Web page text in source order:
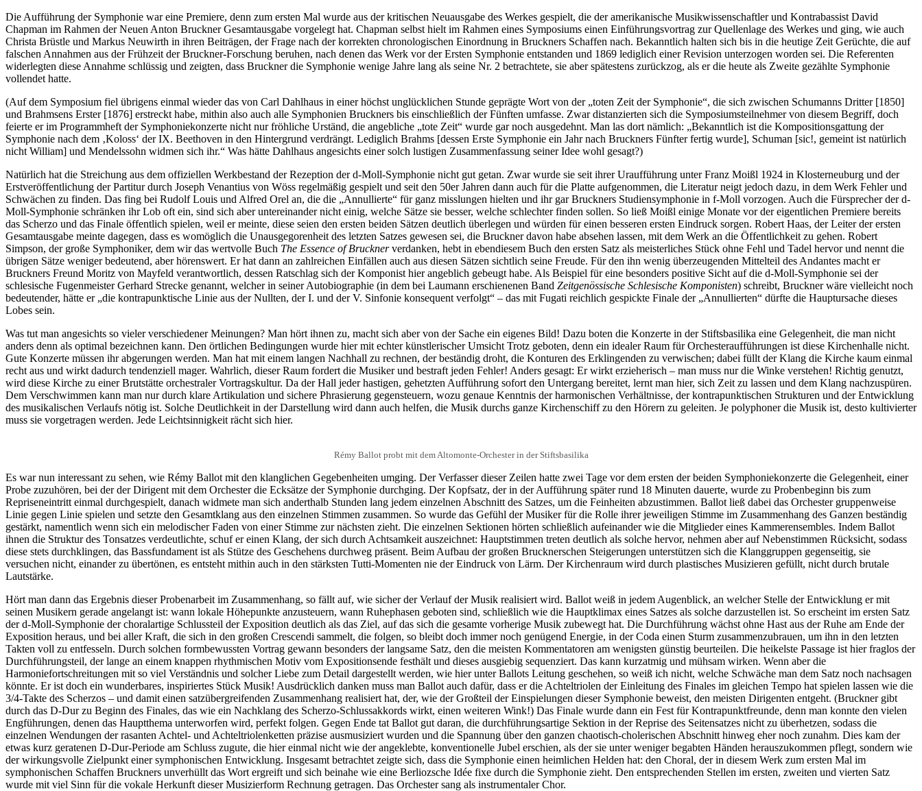
Die Aufführung der Symphonie war eine Premiere, denn zum ersten Mal wurde aus der kritischen Neuausgabe des Werkes gespielt, die der amerikanische Musikwissenschaftler und Kontrabassist David
Chapman im Rahmen der Neuen Anton Bruckner Gesamtausgabe vorgelegt hat. Chapman selbst hielt im Rahmen eines Symposiums einen Einführungsvortrag zur Quellenlage des Werkes und ging, wie auch
Christa Brüstle und Markus Neuwirth in ihren Beiträgen, der Frage nach der korrekten chronologischen Einordnung in Bruckners Schaffen nach. Bekanntlich halten sich bis in die heutige Zeit Gerüchte, die auf
falschen Annahmen aus der Frühzeit der Bruckner-Forschung beruhen, nach denen das Werk vor der Ersten Symphonie entstanden und 1869 lediglich einer Revision unterzogen worden sei. Die Referenten
widerlegten diese Annahme schlüssig und zeigten, dass Bruckner die Symphonie wenige Jahre lang als seine Nr. 2 betrachtete, sie aber spätestens zurückzog, als er die heute als Zweite gezählte Symphonie
vollendet hatte.
(Auf dem Symposium fiel übrigens einmal wieder das von Carl Dahlhaus in einer höchst unglücklichen Stunde geprägte Wort von der „toten Zeit der Symphonie“, die sich zwischen Schumanns Dritter [1850]
und Brahmsens Erster [1876] erstreckt habe, mithin also auch alle Symphonien Bruckners bis einschließlich der Fünften umfasse. Zwar distanzierten sich die Symposiumsteilnehmer von diesem Begriff, doch
feierte er im Programmheft der Symphoniekonzerte nicht nur fröhliche Urständ, die angebliche „tote Zeit“ wurde gar noch ausgedehnt. Man las dort nämlich: „Bekanntlich ist die Kompositionsgattung der
Symphonie nach dem ‚Koloss‘ der IX. Beethoven in den Hintergrund verdrängt. Lediglich Brahms [dessen Erste Symphonie ein Jahr nach Bruckners Fünfter fertig wurde], Schuman [sic!, gemeint ist natürlich
nicht William] und Mendelssohn widmen sich ihr.“ Was hätte Dahlhaus angesichts einer solch lustigen Zusammenfassung seiner Idee wohl gesagt?)
Natürlich hat die Streichung aus dem offiziellen Werkbestand der Rezeption der d-Moll-Symphonie nicht gut getan. Zwar wurde sie seit ihrer Uraufführung unter Franz Moißl 1924 in Klosterneuburg und der
Erstveröffentlichung der Partitur durch Joseph Venantius von Wöss regelmäßig gespielt und seit den 50er Jahren dann auch für die Platte aufgenommen, die Literatur neigt jedoch dazu, in dem Werk Fehler und
Schwächen zu finden. Das fing bei Rudolf Louis und Alfred Orel an, die die „Annullierte“ für ganz misslungen hielten und ihr gar Bruckners Studiensymphonie in f-Moll vorzogen. Auch die Fürsprecher der d-
Moll-Symphonie schränken ihr Lob oft ein, sind sich aber untereinander nicht einig, welche Sätze sie besser, welche schlechter finden sollen. So ließ Moißl einige Monate vor der eigentlichen Premiere bereits
das Scherzo und das Finale öffentlich spielen, weil er meinte, diese seien den ersten beiden Sätzen deutlich überlegen und würden für einen besseren ersten Eindruck sorgen. Robert Haas, der Leiter der ersten
Gesamtausgabe meinte dagegen, dass es womöglich die Unausgegorenheit des letzten Satzes gewesen sei, die Bruckner davon habe absehen lassen, mit dem Werk an die Öffentlichkeit zu gehen. Robert
Simpson, der große Symphoniker, dem wir das wertvolle Buch The Essence of Brucknerverdanken, hebt in ebendiesem Buch den ersten Satz als meisterliches Stück ohne Fehl und Tadel hervor und nennt die
übrigen Sätze weniger bedeutend, aber hörenswert. Er hat dann an zahlreichen Einfällen auch aus diesen Sätzen sichtlich seine Freude. Für den ihn wenig überzeugenden Mittelteil des Andantes macht er
Bruckners Freund Moritz von Mayfeld verantwortlich, dessen Ratschlag sich der Komponist hier angeblich gebeugt habe. Als Beispiel für eine besonders positive Sicht auf die d-Moll-Symphonie sei der
schlesische Fugenmeister Gerhard Strecke genannt, welcher in seiner Autobiographie (in dem bei Laumann erschienenen Band Zeitgenössische Schlesische Komponisten) schreibt, Bruckner wäre vielleicht noch
bedeutender, hätte er „die kontrapunktische Linie aus der Nullten, der I. und der V. Sinfonie konsequent verfolgt“ – das mit Fugati reichlich gespickte Finale der „Annullierten“ dürfte die Hauptursache dieses
Lobes sein.
Was tut man angesichts so vieler verschiedener Meinungen? Man hört ihnen zu, macht sich aber von der Sache ein eigenes Bild! Dazu boten die Konzerte in der Stiftsbasilika eine Gelegenheit, die man nicht
anders denn als optimal bezeichnen kann. Den örtlichen Bedingungen wurde hier mit echter künstlerischer Umsicht Trotz geboten, denn ein idealer Raum für Orchesteraufführungen ist diese Kirchenhalle nicht.
Gute Konzerte müssen ihr abgerungen werden. Man hat mit einem langen Nachhall zu rechnen, der beständig droht, die Konturen des Erklingenden zu verwischen; dabei füllt der Klang die Kirche kaum einmal
recht aus und wirkt dadurch tendenziell mager. Wahrlich, dieser Raum fordert die Musiker und bestraft jeden Fehler! Anders gesagt: Er wirkt erzieherisch – man muss nur die Winke verstehen! Richtig genutzt,
wird diese Kirche zu einer Brutstätte orchestraler Vortragskultur. Da der Hall jeder hastigen, gehetzten Aufführung sofort den Untergang bereitet, lernt man hier, sich Zeit zu lassen und dem Klang nachzuspüren.
Dem Verschwimmen kann man nur durch klare Artikulation und sichere Phrasierung gegensteuern, wozu genaue Kenntnis der harmonischen Verhältnisse, der kontrapunktischen Strukturen und der Entwicklung
des musikalischen Verlaufs nötig ist. Solche Deutlichkeit in der Darstellung wird dann auch helfen, die Musik durchs ganze Kirchenschiff zu den Hörern zu geleiten. Je polyphoner die Musik ist, desto kultivierter
muss sie vorgetragen werden. Jede Leichtsinnigkeit rächt sich hier.
Rémy Ballot probt mit dem Altomonte-Orchester in der Stiftsbasilika
Es war nun interessant zu sehen, wie Rémy Ballot mit den klanglichen Gegebenheiten umging. Der Verfasser dieser Zeilen hatte zwei Tage vor dem ersten der beiden Symphoniekonzerte die Gelegenheit, einer
Probe zuzuhören, bei der der Dirigent mit dem Orchester die Ecksätze der Symphonie durchging. Der Kopfsatz, der in der Aufführung später rund 18 Minuten dauerte, wurde zu Probenbeginn bis zum
Repriseneintritt einmal durchgespielt, danach widmete man sich anderthalb Stunden lang jedem einzelnen Abschnitt des Satzes, um die Feinheiten abzustimmen. Ballot ließ dabei das Orchester gruppenweise
Linie gegen Linie spielen und setzte den Gesamtklang aus den einzelnen Stimmen zusammen. So wurde das Gefühl der Musiker für die Rolle ihrer jeweiligen Stimme im Zusammenhang des Ganzen beständig
gestärkt, namentlich wenn sich ein melodischer Faden von einer Stimme zur nächsten zieht. Die einzelnen Sektionen hörten schließlich aufeinander wie die Mitglieder eines Kammerensembles. Indem Ballot
ihnen die Struktur des Tonsatzes verdeutlichte, schuf er einen Klang, der sich durch Achtsamkeit auszeichnet: Hauptstimmen treten deutlich als solche hervor, nehmen aber auf Nebenstimmen Rücksicht, sodass
diese stets durchklingen, das Bassfundament ist als Stütze des Geschehens durchweg präsent. Beim Aufbau der großen Brucknerschen Steigerungen unterstützen sich die Klanggruppen gegenseitig, sie
versuchen nicht, einander zu übertönen, es entsteht mithin auch in den stärksten Tutti-Momenten nie der Eindruck von Lärm. Der Kirchenraum wird durch plastisches Musizieren gefüllt, nicht durch brutale
Lautstärke.
Hört man dann das Ergebnis dieser Probenarbeit im Zusammenhang, so fällt auf, wie sicher der Verlauf der Musik realisiert wird. Ballot weiß in jedem Augenblick, an welcher Stelle der Entwicklung er mit
seinen Musikern gerade angelangt ist: wann lokale Höhepunkte anzusteuern, wann Ruhephasen geboten sind, schließlich wie die Hauptklimax eines Satzes als solche darzustellen ist. So erscheint im ersten Satz
der d-Moll-Symphonie der choralartige Schlussteil der Exposition deutlich als das Ziel, auf das sich die gesamte vorherige Musik zubewegt hat. Die Durchführung wächst ohne Hast aus der Ruhe am Ende der
Exposition heraus, und bei aller Kraft, die sich in den großen Crescendi sammelt, die folgen, so bleibt doch immer noch genügend Energie, in der Coda einen Sturm zusammenzubrauen, um ihn in den letzten
Takten voll zu entfesseln. Durch solchen formbewussten Vortrag gewann besonders der langsame Satz, den die meisten Kommentatoren am wenigsten günstig beurteilen. Die heikelste Passage ist hier fraglos der
Durchführungsteil, der lange an einem knappen rhythmischen Motiv vom Expositionsende festhält und dieses ausgiebig sequenziert. Das kann kurzatmig und mühsam wirken. Wenn aber die
Harmoniefortschreitungen mit so viel Verständnis und solcher Liebe zum Detail dargestellt werden, wie hier unter Ballots Leitung geschehen, so weiß ich nicht, welche Schwäche man dem Satz noch nachsagen
könnte. Er ist doch ein wunderbares, inspiriertes Stück Musik! Ausdrücklich danken muss man Ballot auch dafür, dass er die Achteltriolen der Einleitung des Finales im gleichen Tempo hat spielen lassen wie die
3/4-Takte des Scherzos – und damit einen satzübergreifenden Zusammenhang realisiert hat, der, wie der Großteil der Einspielungen dieser Symphonie beweist, den meisten Dirigenten entgeht. (Bruckner gibt
durch das D-Dur zu Beginn des Finales, das wie ein Nachklang des Scherzo-Schlussakkords wirkt, einen weiteren Wink!) Das Finale wurde dann ein Fest für Kontrapunktfreunde, denn man konnte den vielen
Engführungen, denen das Hauptthema unterworfen wird, perfekt folgen. Gegen Ende tat Ballot gut daran, die durchführungsartige Sektion in der Reprise des Seitensatzes nicht zu überhetzen, sodass die
einzelnen Wendungen der rasanten Achtel- und Achteltriolenketten präzise ausmusiziert wurden und die Spannung über den ganzen chaotisch-cholerischen Abschnitt hinweg eher noch zunahm. Dies kam der
etwas kurz geratenen D-Dur-Periode am Schluss zugute, die hier einmal nicht wie der angeklebte, konventionelle Jubel erschien, als der sie unter weniger begabten Händen herauszukommen pflegt, sondern wie
der wirkungsvolle Zielpunkt einer symphonischen Entwicklung. Insgesamt betrachtet zeigte sich, dass die Symphonie einen heimlichen Helden hat: den Choral, der in diesem Werk zum ersten Mal im
symphonischen Schaffen Bruckners unverhüllt das Wort ergreift und sich beinahe wie eine Berliozsche Idée fixe durch die Symphonie zieht. Den entsprechenden Stellen im ersten, zweiten und vierten Satz
wurde mit viel Sinn für die vokale Herkunft dieser Musizierform Rechnung getragen. Das Orchester sang als instrumentaler Chor.